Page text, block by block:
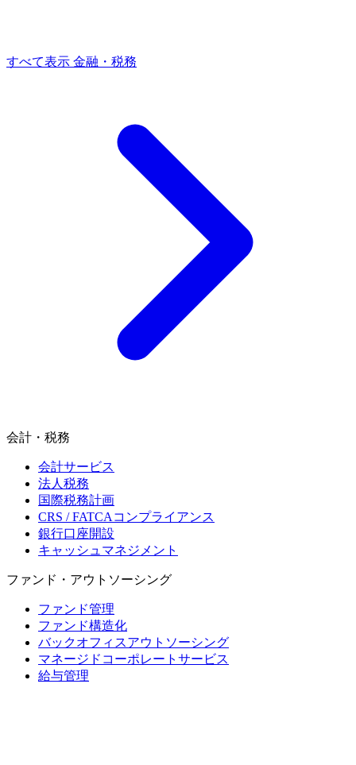
すべて表示 金融・税務
会計・税務
会計サービス
法人税務
国際税務計画
CRS / FATCAコンプライアンス
銀行口座開設
キャッシュマネジメント
ファンド・アウトソーシング
ファンド管理
ファンド構造化
バックオフィスアウトソーシング
マネージドコーポレートサービス
給与管理